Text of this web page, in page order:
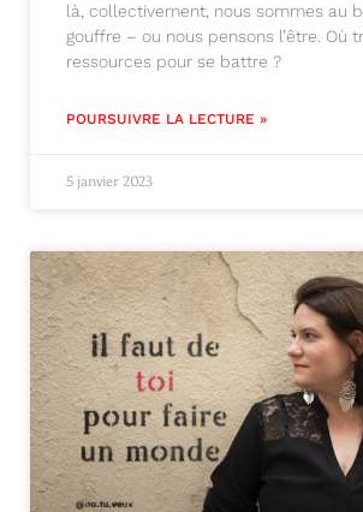
là, collectivement, nous sommes au
gouffre – ou nous pensons l’être. Où
ressources pour se battre ?
POURSUIVRE LA LECTURE »
5 janvier 2023